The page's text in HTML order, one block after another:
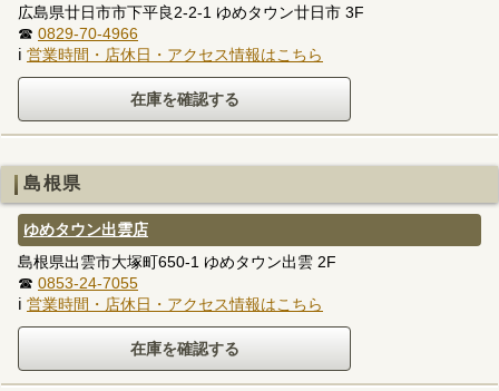
広島県廿日市市下平良2-2-1 ゆめタウン廿日市 3F
☎ 0829-70-4966
ℹ 営業時間・店休日・アクセス情報はこちら
島根県
ゆめタウン出雲店
島根県出雲市大塚町650-1 ゆめタウン出雲 2F
☎ 0853-24-7055
ℹ 営業時間・店休日・アクセス情報はこちら